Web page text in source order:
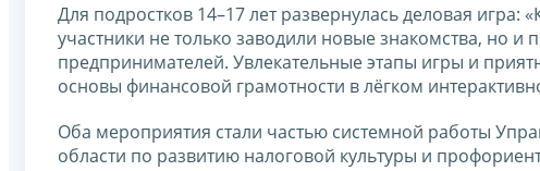
Для подростков 14–17 лет развернулась деловая игра:
участники не только заводили новые знакомства, но
предпринимателей. Увлекательные этапы игры и
основы финансовой грамотности в лёгком
Оба мероприятия стали частью системной работы
области по развитию налоговой культуры и